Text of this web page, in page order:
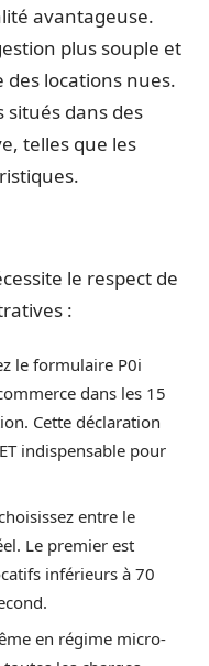
avantageuse.
plus souple et
locations nues.
situés dans des
telles que les
le respect de
:
le formulaire P0i
dans les 15
Cette déclaration
indispensable pour
entre le
Le premier est
inférieurs à 70
en régime micro-